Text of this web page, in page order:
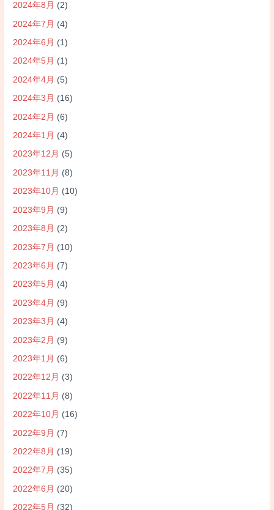
2024年8月 (2)
2024年7月 (4)
2024年6月 (1)
2024年5月 (1)
2024年4月 (5)
2024年3月 (16)
2024年2月 (6)
2024年1月 (4)
2023年12月 (5)
2023年11月 (8)
2023年10月 (10)
2023年9月 (9)
2023年8月 (2)
2023年7月 (10)
2023年6月 (7)
2023年5月 (4)
2023年4月 (9)
2023年3月 (4)
2023年2月 (9)
2023年1月 (6)
2022年12月 (3)
2022年11月 (8)
2022年10月 (16)
2022年9月 (7)
2022年8月 (19)
2022年7月 (35)
2022年6月 (20)
2022年5月 (32)